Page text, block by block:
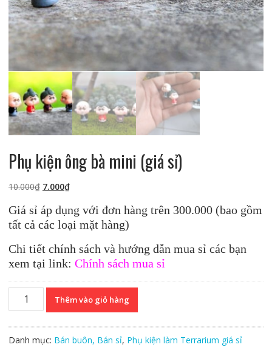
Phụ kiện ông bà mini (giá sỉ)
10.000₫ Giá
là:
10.000₫.
7.000₫Giá
tại
là:
Giá sỉ áp dụng với đơn hàng trên 300.000 (bao gồm
tất cả các loại mặt hàng)
Chi tiết chính sách và hướng dẫn mua sỉ các bạn
xem tại link: Chính sách mua sỉ
mini
Thêm vào giỏ hàng
Danh mục: Bán buôn, Bán sỉ, Phụ kiện làm Terrarium giá sỉ